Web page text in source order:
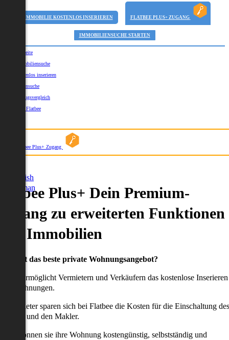
IMMOBILIE KOSTENLOS INSERIEREN FLATBEE PLUS+ ZUGANG
IMMOBILIENSUCHE STARTEN
Startseite
Immobiliensuche
Kostenlos inserieren
Kartensuche
Umzugsvergleich
Über Flatbee
Flatbee Plus+ Zugang
English
German
Plus+ Dein Premium-
zu erweiterten Funktionen
Immobilien
willst das beste private Wohnungsangebot?
ermöglicht Vermietern und Verkäufern das kostenlose Inserieren
Wohnungen.
Anbieter sparen sich bei Flatbee die Kosten für die Einschaltung des
und den Makler.
können sie ihre Wohnung kostengünstig, selbstständig und